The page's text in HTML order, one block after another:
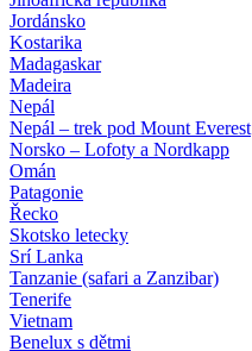
Jordánsko
Kostarika
Madagaskar
Madeira
Nepál
Nepál – trek pod Mount Everest
Norsko – Lofoty a Nordkapp
Omán
Patagonie
Řecko
Skotsko letecky
Srí Lanka
Tanzanie (safari a Zanzibar)
Tenerife
Vietnam
Benelux s dětmi